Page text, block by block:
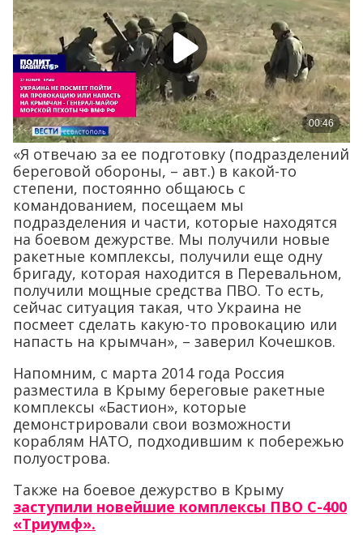
«Я отвечаю за ее подготовку (подразделений
береговой обороны, – авт.) в какой-то
степени, постоянно общаюсь с
командованием, посещаем мы
подразделения и части, которые находятся
на боевом дежурстве. Мы получили новые
ракетные комплексы, получили еще одну
бригаду, которая находится в Перевальном,
получили мощные средства ПВО. То есть,
сейчас ситуация такая, что Украина не
посмеет сделать какую-то провокацию или
напасть на крымчан», – заверил Кочешков.
Напомним, с марта 2014 года Россия
разместила в Крыму береговые ракетные
комплексы «Бастион», которые
демонстрировали свои возможности
кораблям НАТО, подходившим к побережью
полуострова.
Также на боевое дежурство в Крыму
заступили новейшие комплексы ПВО С-400
«Триумф».